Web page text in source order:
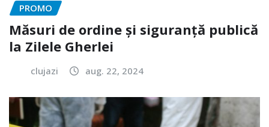
PROMO
Măsuri de ordine și siguranță publică
la Zilele Gherlei
clujazi aug. 22, 2024